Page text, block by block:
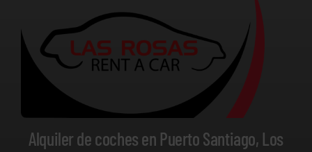
Alquiler de coches en Puerto Santiago, Los